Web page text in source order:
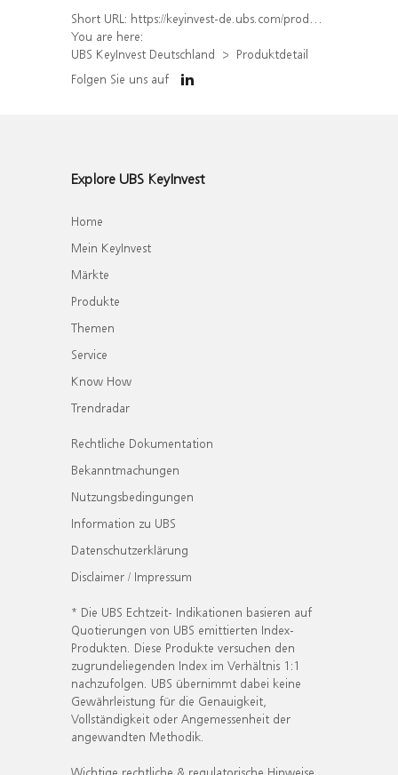
Short URL: https://keyinvest-de.ubs.com/produkt/detail/index/isin/DE000WA6ENC9
You are here:
UBS KeyInvest Deutschland
Produktdetail
Folgen Sie uns auf
Explore UBS KeyInvest
Home
Mein KeyInvest
Märkte
Produkte
Themen
Service
Know How
Trendradar
Rechtliche Dokumentation
Bekanntmachungen
Nutzungsbedingungen
Information zu UBS
Datenschutzerklärung
Disclaimer / Impressum
* Die UBS Echtzeit- Indikationen basieren auf
Quotierungen von UBS emittierten Index-
Produkten. Diese Produkte versuchen den
zugrundeliegenden Index im Verhältnis 1:1
nachzufolgen. UBS übernimmt dabei keine
Gewährleistung für die Genauigkeit,
Vollständigkeit oder Angemessenheit der
angewandten Methodik.